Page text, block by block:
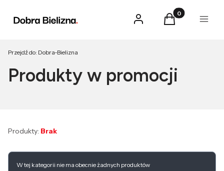
Zaloguj sięProdukty w
Koszyk Menu
Przejdź do: Dobra-Bielizna
Produkty w promocji
Produkty: Brak
Lista produktów
W tej kategorii nie ma obecnie żadnych produktów